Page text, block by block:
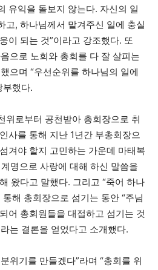
유익을 돌보지 않는다. 자신의 일
고, 하나님께서 맡겨주신 일에 충실
이 되는 것”이라고 강조했다. 또
으로 노회와 총회를 다 잘 살피는
으며 “우선순위를 하나님의 일에
부했다.
위로부터 공천받아 총회장으로 취
사를 통해 지난 1년간 부총회장으
겨야 할지 고민하는 가운데 마태복
명으로 사랑에 대해 하신 말씀을
왔다고 말했다. 그리고 “죽어 하나
해 총회장으로 섬기는 동안 “주님
어 총회원들을 대접하고 섬기는 것
는 결론을 얻었다고 소개했다.
위기를 만들겠다”라며 “총회를 위